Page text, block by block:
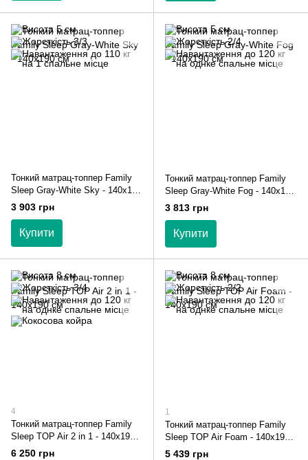
Тонкий матрац-топпер Family
Sleep Gray-White Sky - 140х190
см
3 903 грн
Купити
Тонкий матрац-топпер Family
Sleep Gray-White Fog - 140х190
см
3 813 грн
Купити
4
Тонкий матрац-топпер Family
Sleep TOP Air 2 in 1 - 140х190
см
6 250 грн
1
Тонкий матрац-топпер Family
Sleep TOP Air Foam - 140х190
см
5 439 грн